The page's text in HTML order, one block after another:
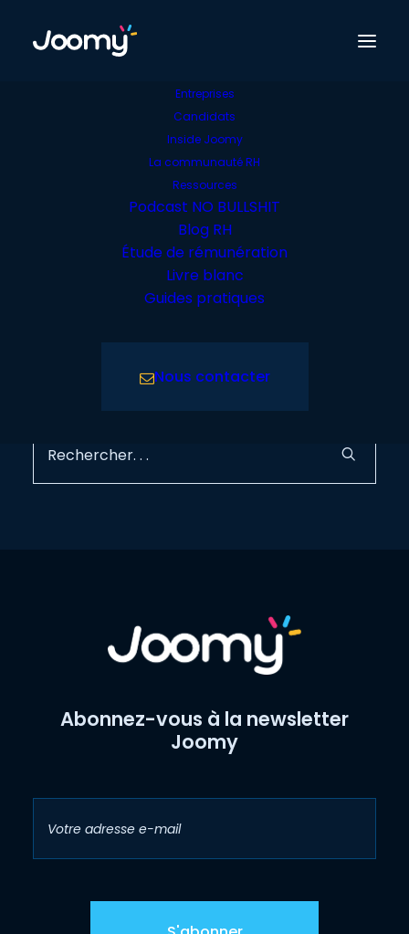
Entreprises
Candidats
Inside Joomy
La communauté RH
Ressources
Podcast NO BULLSHIT
Blog RH
Étude de rémunération
Livre blanc
Guides pratiques
Nous contacter
Nos offres
Retour offres candidats
Rien Trouvé
que vous cherchez. Peut-être qu'une
Abonnez-vous à la newsletter
Joomy